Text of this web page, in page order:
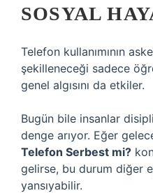
SOSYAL
Telefon kullanımının
şekilleneceği sadece
genel algısını da etkiler.
Bugün bile insanlar
denge arıyor. Eğer
Telefon Serbest mi?
gelirse, bu durum diğer
yansıyabilir.